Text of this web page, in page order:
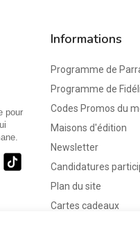
pour
Informations
Programme de
Programme de
Codes Promos du
Maisons d'édition
Newsletter
Candidatures
Plan du site
Cartes cadeaux